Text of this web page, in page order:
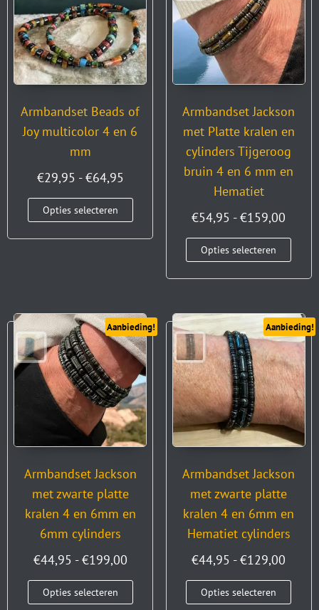
Armbandset Beads of
Joy multicolor 4 en 6
mm
€29,95 - €64,95
Opties selecteren
Armbandset Jackson
met Platte kralen en
cylinders Tijgeroog
bruin 4 en 6 mm en
Hematiet
€54,95 - €159,00
Opties selecteren
Aanbieding!
Armbandset Jackson
met zwarte platte
kralen 4 en 6mm en
6mm cylinders
€44,95 - €199,00
Opties selecteren
Aanbieding!
Armbandset Jackson
met zwarte platte
kralen 4 en 6mm en
Hematiet cylinders
€44,95 - €129,00
Opties selecteren